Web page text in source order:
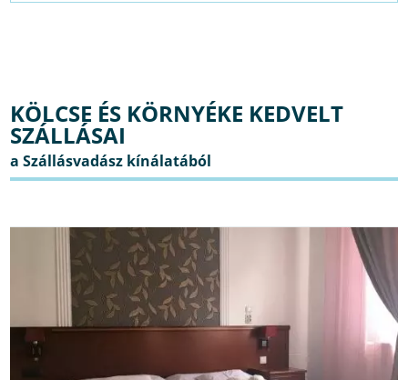
KÖLCSE ÉS KÖRNYÉKE KEDVELT
SZÁLLÁSAI